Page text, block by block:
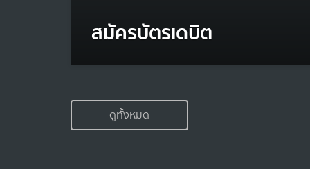
สมัครบัตรเดบิต
ดูทั้งหมด